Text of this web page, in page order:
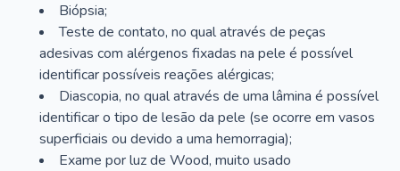
Biópsia;
Teste de contato, no qual através de peças
adesivas com alérgenos fixadas na pele é possível
identificar possíveis reações alérgicas;
Diascopia, no qual através de uma lâmina é possível
identificar o tipo de lesão da pele (se ocorre em vasos
superficiais ou devido a uma hemorragia);
Exame por luz de Wood, muito usado